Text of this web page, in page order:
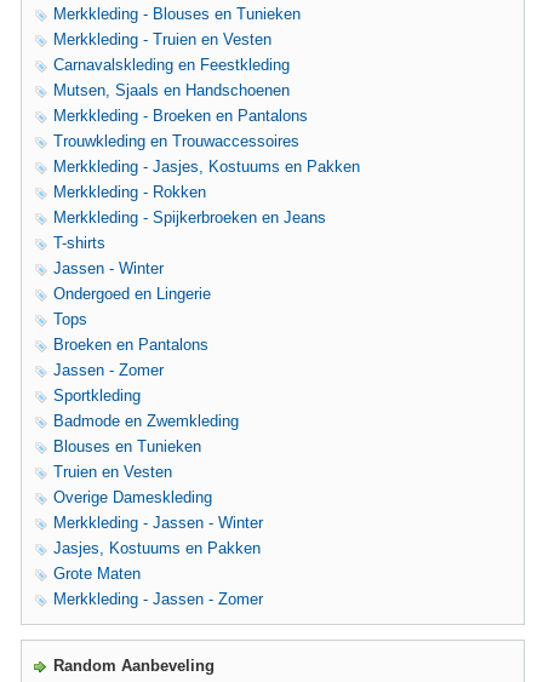
Merkkleding - Blouses en Tunieken
Merkkleding - Truien en Vesten
Carnavalskleding en Feestkleding
Mutsen, Sjaals en Handschoenen
Merkkleding - Broeken en Pantalons
Trouwkleding en Trouwaccessoires
Merkkleding - Jasjes, Kostuums en Pakken
Merkkleding - Rokken
Merkkleding - Spijkerbroeken en Jeans
T-shirts
Jassen - Winter
Ondergoed en Lingerie
Tops
Broeken en Pantalons
Jassen - Zomer
Sportkleding
Badmode en Zwemkleding
Blouses en Tunieken
Truien en Vesten
Overige Dameskleding
Merkkleding - Jassen - Winter
Jasjes, Kostuums en Pakken
Grote Maten
Merkkleding - Jassen - Zomer
Random Aanbeveling